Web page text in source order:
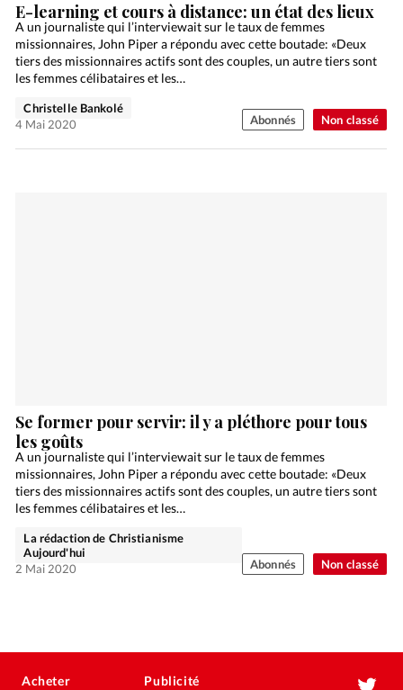
Non classé
E-learning et cours à distance: un état des lieux
A un journaliste qui l’interviewait sur le taux de femmes
missionnaires, John Piper a répondu avec cette boutade: «Deux
tiers des missionnaires actifs sont des couples, un autre tiers sont
les femmes célibataires et les…
Christelle Bankolé
4 Mai 2020
Abonnés
Non classé
Se former pour servir: il y a pléthore pour tous
les goûts
A un journaliste qui l’interviewait sur le taux de femmes
missionnaires, John Piper a répondu avec cette boutade: «Deux
tiers des missionnaires actifs sont des couples, un autre tiers sont
les femmes célibataires et les…
La rédaction de Christianisme
Aujourd'hui
2 Mai 2020
Abonnés
Acheter Publicité